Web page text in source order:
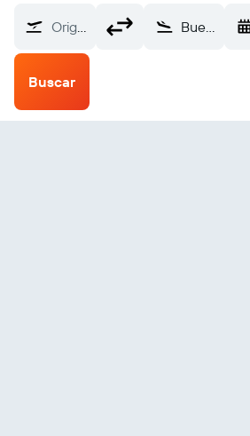
Origen Buenos Aires Internacional Ministro Pistarini (EZE)
Buscar